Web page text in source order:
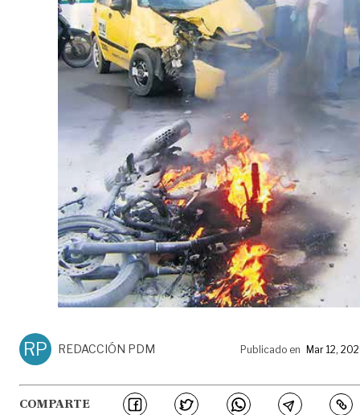
RP REDACCIÓN PDM Publicado en Mar 12,
COMPARTE